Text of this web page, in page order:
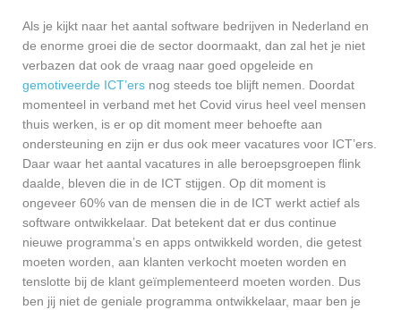
Als je kijkt naar het aantal software bedrijven in Nederland en
de enorme groei die de sector doormaakt, dan zal het je niet
verbazen dat ook de vraag naar goed opgeleide en
gemotiveerde ICT’ers nog steeds toe blijft nemen. Doordat
momenteel in verband met het Covid virus heel veel mensen
thuis werken, is er op dit moment meer behoefte aan
ondersteuning en zijn er dus ook meer vacatures voor ICT’ers.
Daar waar het aantal vacatures in alle beroepsgroepen flink
daalde, bleven die in de ICT stijgen. Op dit moment is
ongeveer 60% van de mensen die in de ICT werkt actief als
software ontwikkelaar. Dat betekent dat er dus continue
nieuwe programma’s en apps ontwikkeld worden, die getest
moeten worden, aan klanten verkocht moeten worden en
tenslotte bij de klant geïmplementeerd moeten worden. Dus
ben jij niet de geniale programma ontwikkelaar, maar ben je